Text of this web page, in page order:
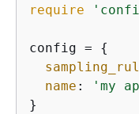
require
config = {
name : 'my
}